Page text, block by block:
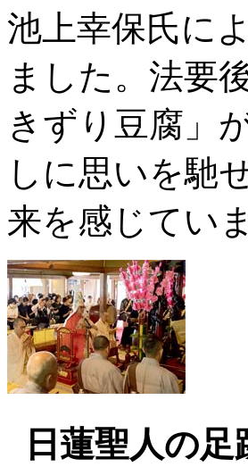
池上幸保氏に
ました。法要
きずり豆腐」
しに思いを馳
来を感じてい
日蓮聖人の足